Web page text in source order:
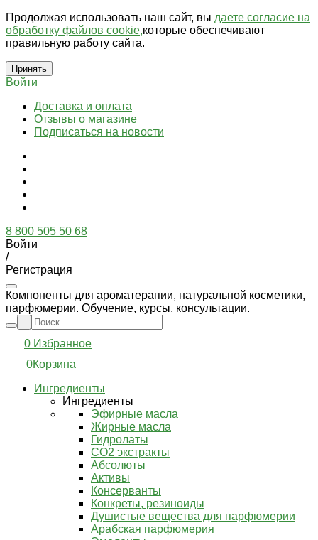
Продолжая использовать наш сайт, вы даете согласие на
обработку файлов cookie,которые обеспечивают
правильную работу сайта.
Принять
Войти
Доставка и оплата
Отзывы о магазине
Подписаться на новости
8 800 505 50 68
Войти
/
Регистрация
Компоненты для ароматерапии, натуральной косметики,
парфюмерии. Обучение, курсы, консультации.
0 Избранное
0Корзина
Ингредиенты
Ингредиенты
Эфирные масла
Жирные масла
Гидролаты
СО2 экстракты
Абсолюты
Активы
Консерванты
Конкреты, резиноиды
Душистые вещества для парфюмерии
Арабская парфюмерия